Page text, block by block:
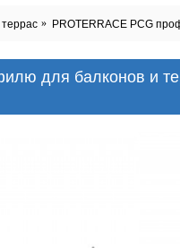
PROTERRACE PCG
для балконов и